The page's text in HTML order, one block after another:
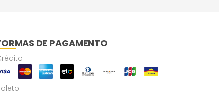
DE PAGAMENTO